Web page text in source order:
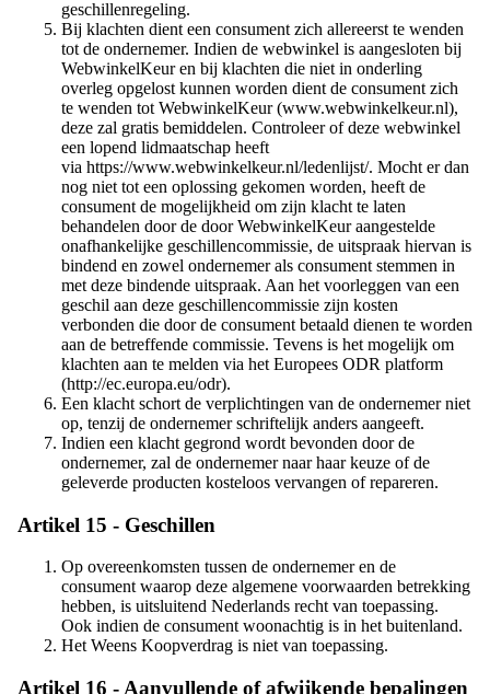
geschillenregeling.
Bij klachten dient een consument zich allereerst te wenden
tot de ondernemer. Indien de webwinkel is aangesloten bij
WebwinkelKeur en bij klachten die niet in onderling
overleg opgelost kunnen worden dient de consument zich
te wenden tot WebwinkelKeur (www.webwinkelkeur.nl),
deze zal gratis bemiddelen. Controleer of deze webwinkel
een lopend lidmaatschap heeft
via https://www.webwinkelkeur.nl/ledenlijst/. Mocht er dan
nog niet tot een oplossing gekomen worden, heeft de
consument de mogelijkheid om zijn klacht te laten
behandelen door de door WebwinkelKeur aangestelde
onafhankelijke geschillencommissie, de uitspraak hiervan is
bindend en zowel ondernemer als consument stemmen in
met deze bindende uitspraak. Aan het voorleggen van een
geschil aan deze geschillencommissie zijn kosten
verbonden die door de consument betaald dienen te worden
aan de betreffende commissie. Tevens is het mogelijk om
klachten aan te melden via het Europees ODR platform
(http://ec.europa.eu/odr).
Een klacht schort de verplichtingen van de ondernemer niet
op, tenzij de ondernemer schriftelijk anders aangeeft.
Indien een klacht gegrond wordt bevonden door de
ondernemer, zal de ondernemer naar haar keuze of de
geleverde producten kosteloos vervangen of repareren.
Artikel 15 - Geschillen
Op overeenkomsten tussen de ondernemer en de
consument waarop deze algemene voorwaarden betrekking
hebben, is uitsluitend Nederlands recht van toepassing.
Ook indien de consument woonachtig is in het buitenland.
Het Weens Koopverdrag is niet van toepassing.
Artikel 16 - Aanvullende of afwijkende bepalingen